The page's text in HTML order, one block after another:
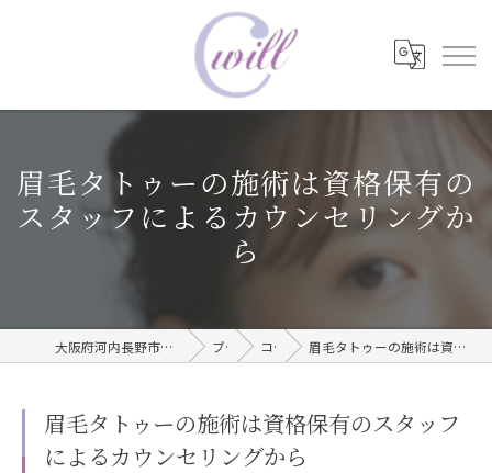
眉毛タトゥーの施術は資格保有の
スタッフによるカウンセリングか
ら
大阪府河内長野市で眉毛タトゥーならwill care サロン ブログ コラム 眉毛タトゥーの施術は資格保有のスタッフによるカウンセリングから
眉毛タトゥーの施術は資格保有のスタッフ
によるカウンセリングから